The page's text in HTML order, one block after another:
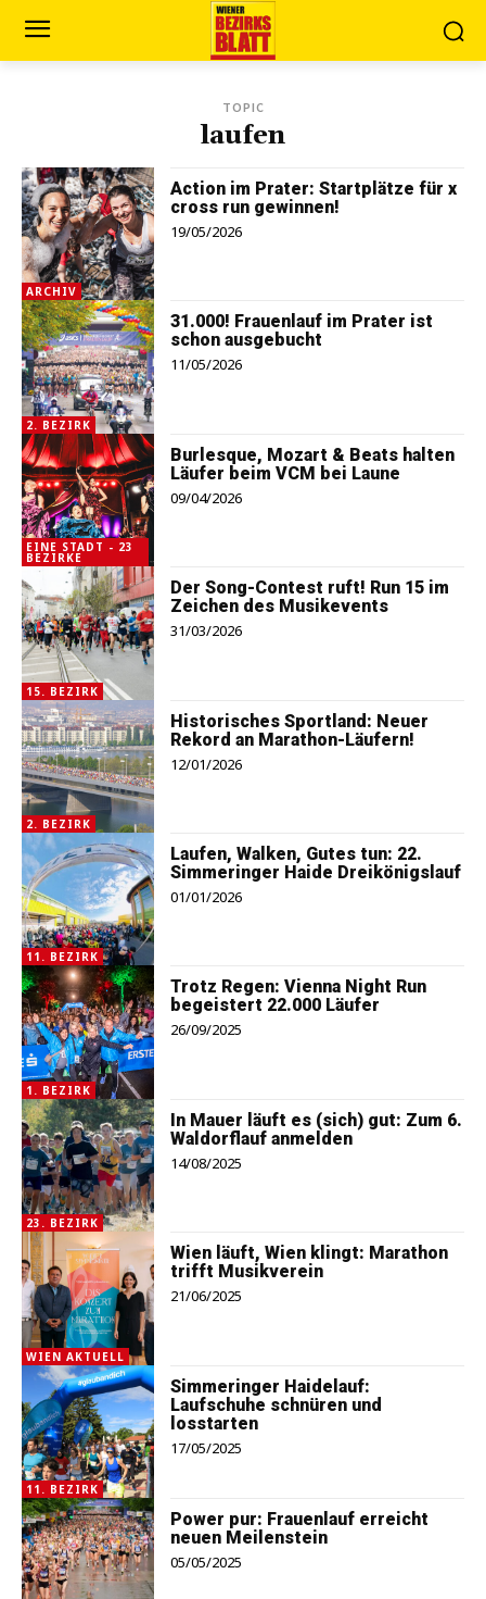
TOPIC
laufen
ARCHIV
Action im Prater: Startplätze für x
cross run gewinnen!
19/05/2026
2. BEZIRK
31.000! Frauenlauf im Prater ist
schon ausgebucht
11/05/2026
EINE STADT - 23
BEZIRKE
Burlesque, Mozart & Beats halten
Läufer beim VCM bei Laune
09/04/2026
15. BEZIRK
Der Song-Contest ruft! Run 15 im
Zeichen des Musikevents
31/03/2026
2. BEZIRK
Historisches Sportland: Neuer
Rekord an Marathon-Läufern!
12/01/2026
11. BEZIRK
Laufen, Walken, Gutes tun: 22.
Simmeringer Haide Dreikönigslauf
01/01/2026
1. BEZIRK
Trotz Regen: Vienna Night Run
begeistert 22.000 Läufer
26/09/2025
23. BEZIRK
In Mauer läuft es (sich) gut: Zum 6.
Waldorflauf anmelden
14/08/2025
WIEN AKTUELL
Wien läuft, Wien klingt: Marathon
trifft Musikverein
21/06/2025
11. BEZIRK
Simmeringer Haidelauf:
Laufschuhe schnüren und
losstarten
17/05/2025
Power pur: Frauenlauf erreicht
neuen Meilenstein
05/05/2025